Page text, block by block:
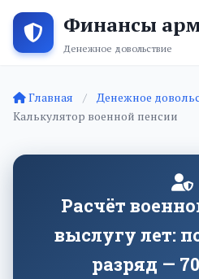
Финансы
Денежное довольствие
Главная
Денежное
Калькулятор военной пенсии
Расчёт
выслугу лет:
разряд —